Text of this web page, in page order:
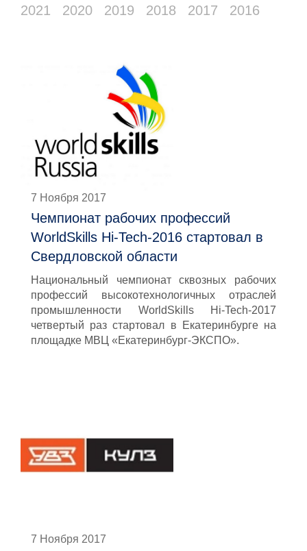
2021
2020 2019 2018 2017 2016
7 Ноября 2017
Чемпионат рабочих профессий
WorldSkills Hi-Tech-2016 стартовал в
Свердловской области
Национальный чемпионат сквозных рабочих
профессий высокотехнологичных отраслей
промышленности WorldSkills Hi-Tech-2017
четвертый раз стартовал в Екатеринбурге на
площадке МВЦ «Екатеринбург-ЭКСПО».
7 Ноября 2017